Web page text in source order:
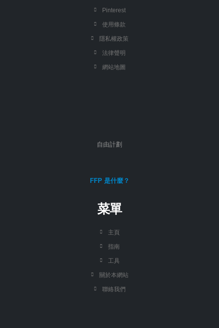
Pinterest
使用條款
隱私權政策
法律聲明
網站地圖
自由計劃
FFP 是什麼？
菜單
主頁
指南
工具
關於本網站
聯絡我們